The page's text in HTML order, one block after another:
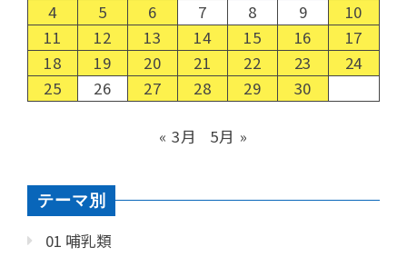
4
5 6 7 8 9
10
11
12 13 14 15 16
17
18
19 20 21 22 23
24
25
26 27 28 29 30
« 3月 5月 »
テーマ別
01 哺乳類